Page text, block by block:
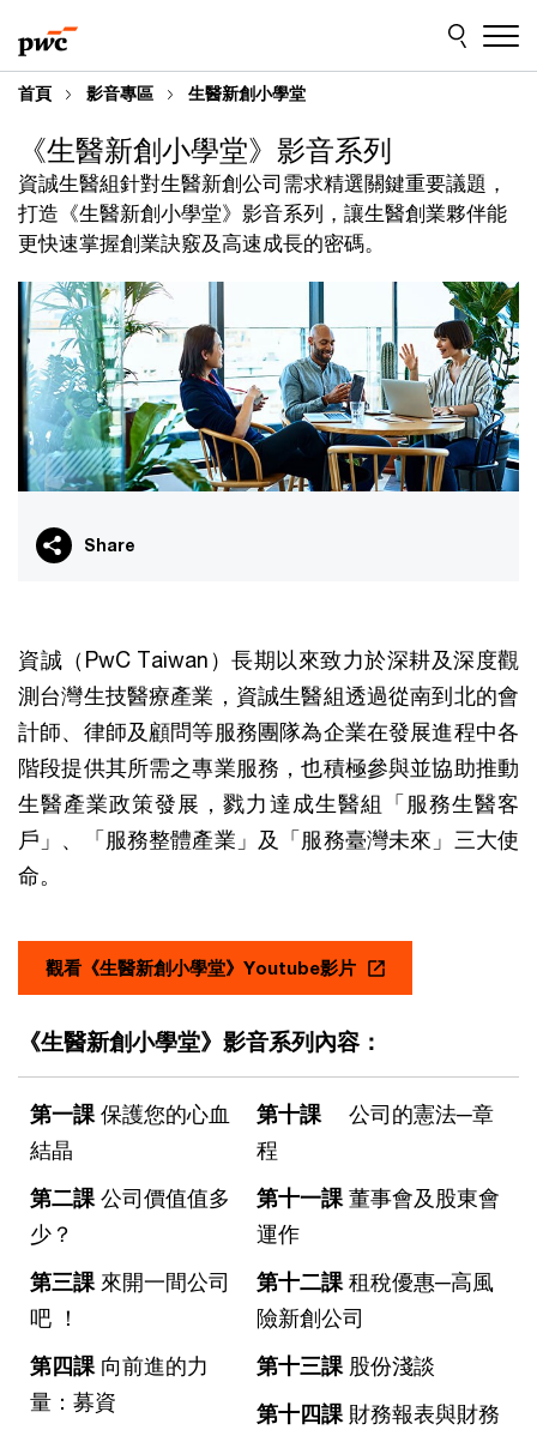
to
content
to
footer
首頁 影音專區 生醫新創小學堂
資誠生醫組針對生醫新創公司需求精選關鍵重要議題，
打造《生醫新創小學堂》影音系列，讓生醫創業夥伴能
更快速掌握創業訣竅及高速成長的密碼。
《生醫新創小學堂》影音系列
Share
資誠（PwC Taiwan）長期以來致力於深耕及深度觀
測台灣生技醫療產業，資誠生醫組透過從南到北的會
計師、律師及顧問等服務團隊為企業在發展進程中各
階段提供其所需之專業服務，也積極參與並協助推動
生醫產業政策發展，戮力達成生醫組「服務生醫客
戶」、「服務整體產業」及「服務臺灣未來」三大使
命。
觀看《生醫新創小學堂》Youtube影片
《生醫新創小學堂》影音系列內容：
第一課 保護您的心血
結晶
第二課 公司價值值多
少？
第三課 來開一間公司
吧 ！
第四課 向前進的力
量：募資
第十課 公司的憲法─章
程
第十一課 董事會及股東會
運作
第十二課 租稅優惠─高風
險新創公司
第十三課 股份淺談
第十四課 財務報表與財務